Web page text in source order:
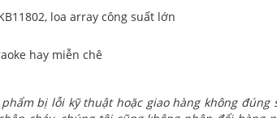
hay miễn chê
bị lỗi kỹ thuật hoặc giao hàng không